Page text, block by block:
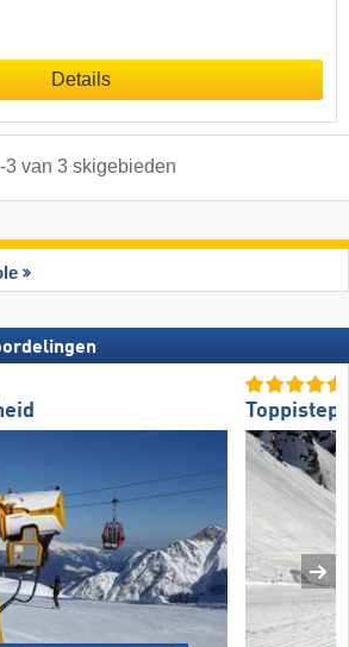
Details
-3van 3 skigebieden